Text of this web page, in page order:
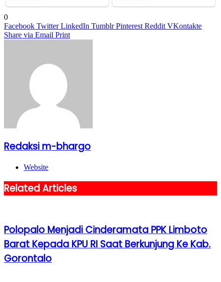
0
Facebook Twitter LinkedIn Tumblr Pinterest Reddit VKontakte
Share via Email Print
Redaksi m-bhargo
Website
Related Articles
Polopalo Menjadi Cinderamata PPK Limboto
Barat Kepada KPU RI Saat Berkunjung Ke Kab.
Gorontalo